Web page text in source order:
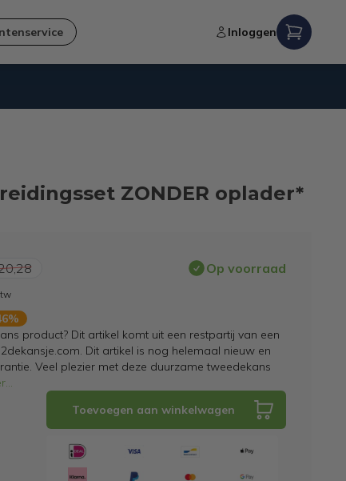
Inloggen
ZONDER oplader*
Op voorraad
product? Dit artikel komt uit een restpartij van een
Dit artikel is nog helemaal nieuw en
Veel plezier met deze duurzame tweedekans
...
Toevoegen aan winkelwagen